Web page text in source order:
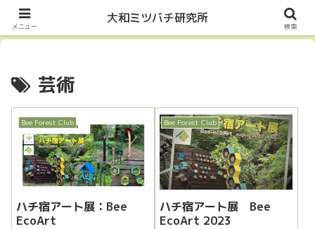
Let it Bee・・・
芸術
Bee Forest Club
ハチ宿アート展：Bee
EcoArt
Bee Forest Club
ハチ宿アート展 Bee
EcoArt 2023
メニュー
大和ミツバチ研究所
検索